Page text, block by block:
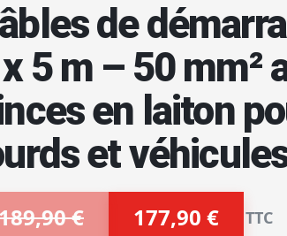
de
5 m – 50 mm²
en laiton
et
€ 177,90 € TTC